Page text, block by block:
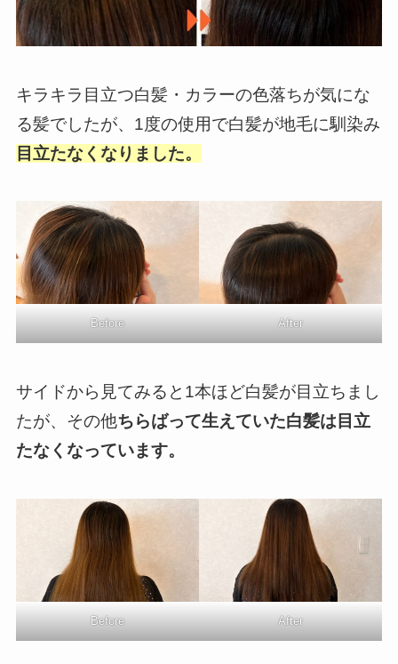
キラキラ目立つ白髪・カラーの色落ちが気にな
る髪でしたが、1度の使用で白髪が地毛に馴染み
目立たなくなりました。
Before After
サイドから見てみると1本ほど白髪が目立ちまし
たが、その他ちらばって生えていた白髪は目立
たなくなっています。
Before After